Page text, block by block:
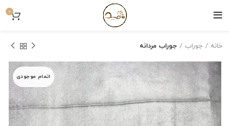
0
خانه جوراب جوراب مردانه
اتمام موجودی